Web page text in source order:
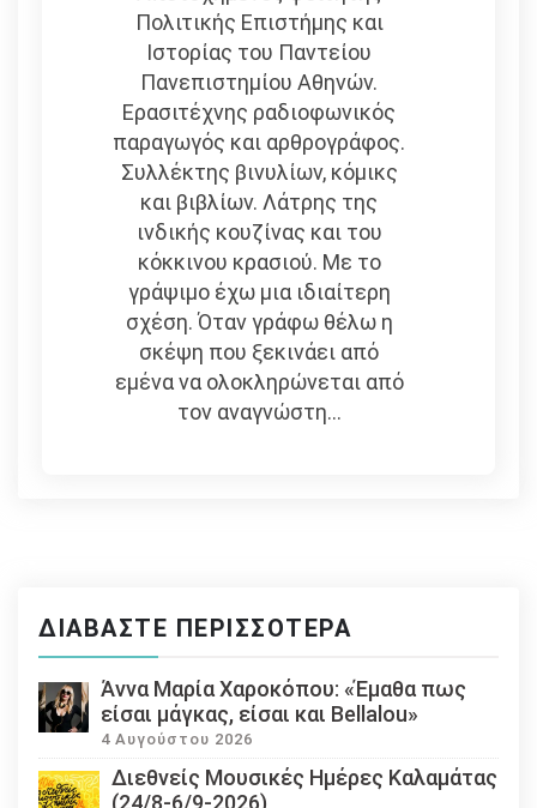
Πολιτικής Επιστήμης και
Ιστορίας του Παντείου
Πανεπιστημίου Αθηνών.
Ερασιτέχνης ραδιοφωνικός
παραγωγός και αρθρογράφος.
Συλλέκτης βινυλίων, κόμικς
και βιβλίων. Λάτρης της
ινδικής κουζίνας και του
κόκκινου κρασιού. Με το
γράψιμο έχω μια ιδιαίτερη
σχέση. Όταν γράφω θέλω η
σκέψη που ξεκινάει από
εμένα να ολοκληρώνεται από
τον αναγνώστη...
ΔΙΑΒΆΣΤΕ ΠΕΡΙΣΣΌΤΕΡΑ
Άννα Μαρία Χαροκόπου: «Έμαθα πως
είσαι μάγκας, είσαι και Bellalou»
4 Αυγούστου 2026
Διεθνείς Μουσικές Ημέρες Καλαμάτας